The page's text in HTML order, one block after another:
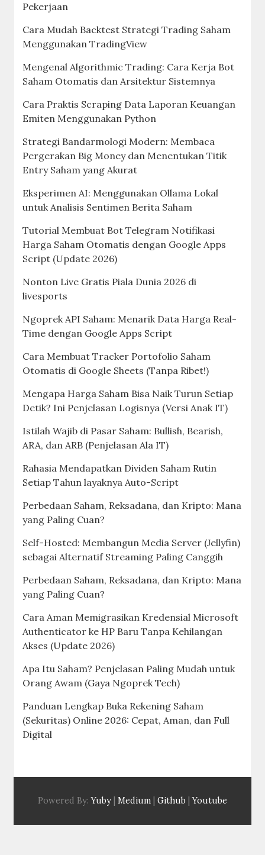
Pekerjaan
Cara Mudah Backtest Strategi Trading Saham
Menggunakan TradingView
Mengenal Algorithmic Trading: Cara Kerja Bot
Saham Otomatis dan Arsitektur Sistemnya
Cara Praktis Scraping Data Laporan Keuangan
Emiten Menggunakan Python
Strategi Bandarmologi Modern: Membaca
Pergerakan Big Money dan Menentukan Titik
Entry Saham yang Akurat
Eksperimen AI: Menggunakan Ollama Lokal
untuk Analisis Sentimen Berita Saham
Tutorial Membuat Bot Telegram Notifikasi
Harga Saham Otomatis dengan Google Apps
Script (Update 2026)
Nonton Live Gratis Piala Dunia 2026 di
livesports
Ngoprek API Saham: Menarik Data Harga Real-
Time dengan Google Apps Script
Cara Membuat Tracker Portofolio Saham
Otomatis di Google Sheets (Tanpa Ribet!)
Mengapa Harga Saham Bisa Naik Turun Setiap
Detik? Ini Penjelasan Logisnya (Versi Anak IT)
Istilah Wajib di Pasar Saham: Bullish, Bearish,
ARA, dan ARB (Penjelasan Ala IT)
Rahasia Mendapatkan Dividen Saham Rutin
Setiap Tahun layaknya Auto-Script
Perbedaan Saham, Reksadana, dan Kripto: Mana
yang Paling Cuan?
Self-Hosted: Membangun Media Server (Jellyfin)
sebagai Alternatif Streaming Paling Canggih
Perbedaan Saham, Reksadana, dan Kripto: Mana
yang Paling Cuan?
Cara Aman Memigrasikan Kredensial Microsoft
Authenticator ke HP Baru Tanpa Kehilangan
Akses (Update 2026)
Apa Itu Saham? Penjelasan Paling Mudah untuk
Orang Awam (Gaya Ngoprek Tech)
Panduan Lengkap Buka Rekening Saham
(Sekuritas) Online 2026: Cepat, Aman, dan Full
Digital
Powered By:Yuby Medium Github |Youtube